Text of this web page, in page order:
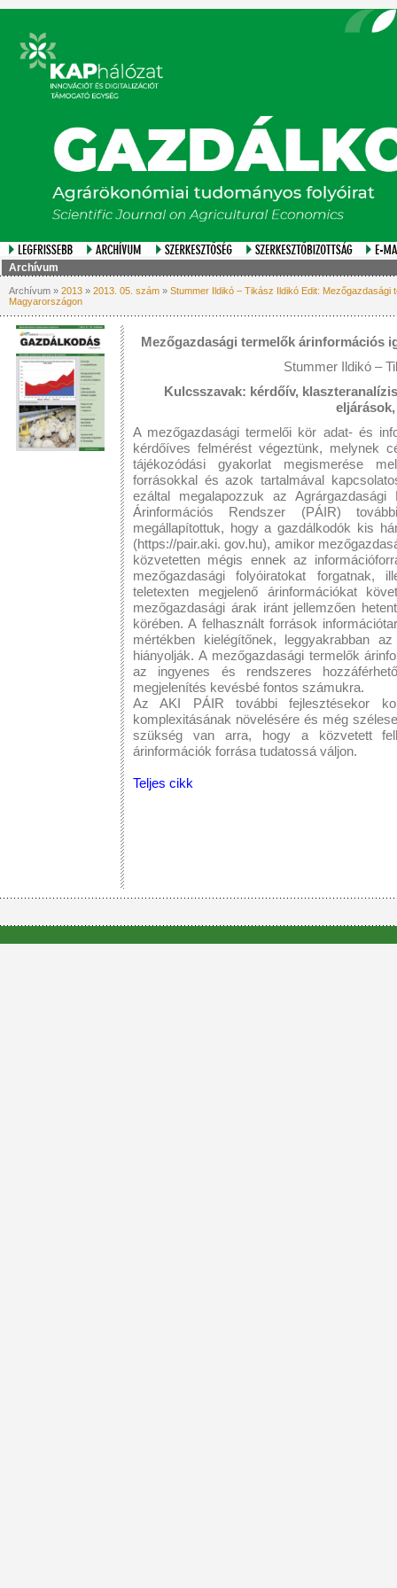
Archívum
Archívum » 2013 » 2013. 05. szám » Stummer Ildikó – Tikász Ildikó Edit:
Magyarországon
Mezőgazdasági termelők árinformációs
Stummer Ildikó –
Kulcsszavak: kérdőív,
A mezőgazdasági termelői kör adat- és
kérdőíves felmérést végeztünk, melynek
tájékozódási gyakorlat megismerése
forrásokkal és azok tartalmával
ezáltal megalapozzuk az
Árinformációs Rendszer (PÁIR)
megállapítottuk, hogy a gazdálkodók kis
(https://pair.aki. gov.hu), amikor
közvetetten mégis ennek az
mezőgazdasági folyóiratokat
teletexten megjelenő árinformációkat
mezőgazdasági árak iránt jellemzően
körében. A felhasznált források
mértékben kielégítőnek, leggyakrabban
hiányolják. A mezőgazdasági termelők
az ingyenes és rendszeres
megjelenítés kevésbé fontos számukra.
Az AKI PÁIR további fejlesztésekor
komplexitásának növelésére és még
szükség van arra, hogy a közvetett
árinformációk forrása tudatossá váljon.
Teljes cikk